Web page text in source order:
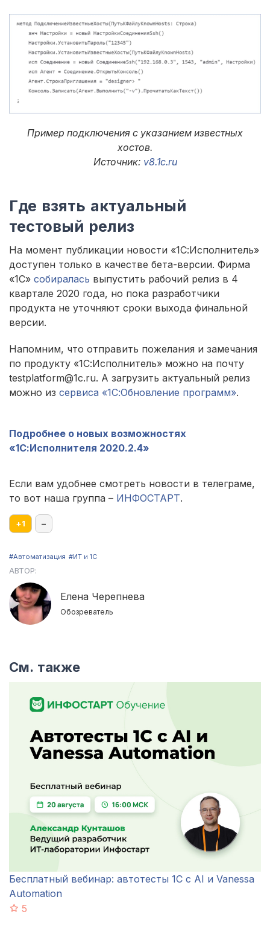
Пример подключения с указанием известных
хостов.
Источник: v8.1c.ru
Где взять актуальный
тестовый релиз
На момент публикации новости «1С:Исполнитель»
доступен только в качестве бета-версии. Фирма
«1С» собиралась выпустить рабочий релиз в 4
квартале 2020 года, но пока разработчики
продукта не уточняют сроки выхода финальной
версии.
Напомним, что отправить пожелания и замечания
по продукту «1С:Исполнитель» можно на почту
testplatform@1c.ru. А загрузить актуальный релиз
можно из сервиса «1С:Обновление программ».
Подробнее о новых возможностях
«1С:Исполнителя 2020.2.4»
Если вам удобнее смотреть новости в телеграме,
то вот наша группа – ИНФОСТАРТ.
+1 –
#Автоматизация #ИТ и 1С
АВТОР:
Елена Черепнева
Обозреватель
См. также
Бесплатный вебинар: автотесты 1С с AI и Vanessa
Automation
5